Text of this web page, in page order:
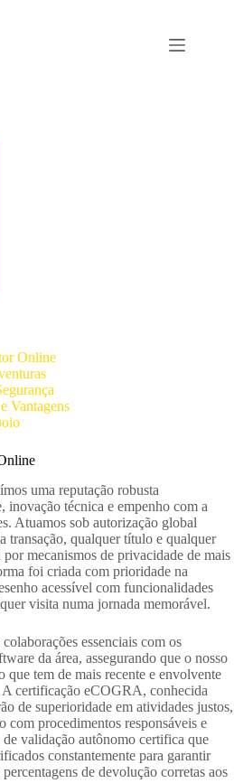
Online
Vantagens
uma reputação robusta
inovação técnica e empenho com a
Atuamos sob autorização global
transação, qualquer título e qualquer
mecanismos de privacidade de mais
foi criada com prioridade na
acessível com funcionalidades
visita numa jornada memorável.
essenciais com os
da área, assegurando que o nosso
que tem de mais recente e envolvente
certificação eCOGRA, conhecida
de superioridade em atividades justos,
com procedimentos responsáveis e
validação autônomo certifica que
constantemente para garantir
de devolução corretas aos